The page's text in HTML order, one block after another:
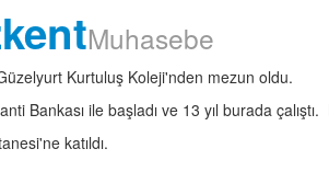
Muhasebe
Kurtuluş Koleji'nden mezun oldu.
Bankası ile başladı ve 13 yıl burada
katıldı.